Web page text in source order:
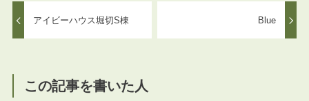
アイビーハウス堀切S棟 Blue
この記事を書いた人